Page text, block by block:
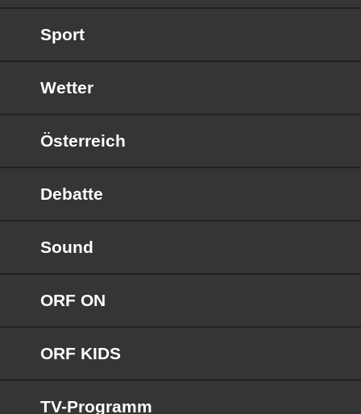
Sport
Wetter
Österreich
Debatte
Sound
ORF ON
ORF KIDS
TV-Programm